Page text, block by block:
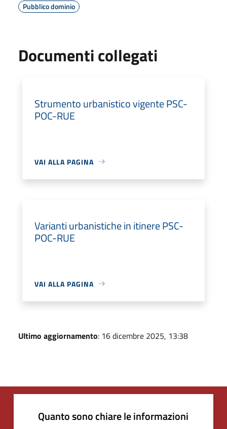
Pubblico dominio
Documenti collegati
Strumento urbanistico vigente PSC-
POC-RUE
VAI ALLA PAGINA
Varianti urbanistiche in itinere PSC-
POC-RUE
VAI ALLA PAGINA
Ultimo aggiornamento: 16 dicembre 2025, 13:38
Quanto sono chiare le informazioni